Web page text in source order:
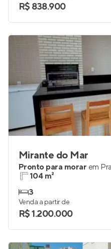
R$ 838.900
Mirante do Mar
Pronto para morar em
104 m²
3
Venda a partir de
R$ 1.200.000